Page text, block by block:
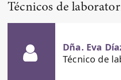
Técnicos de
Dña. Eva
Técnico de